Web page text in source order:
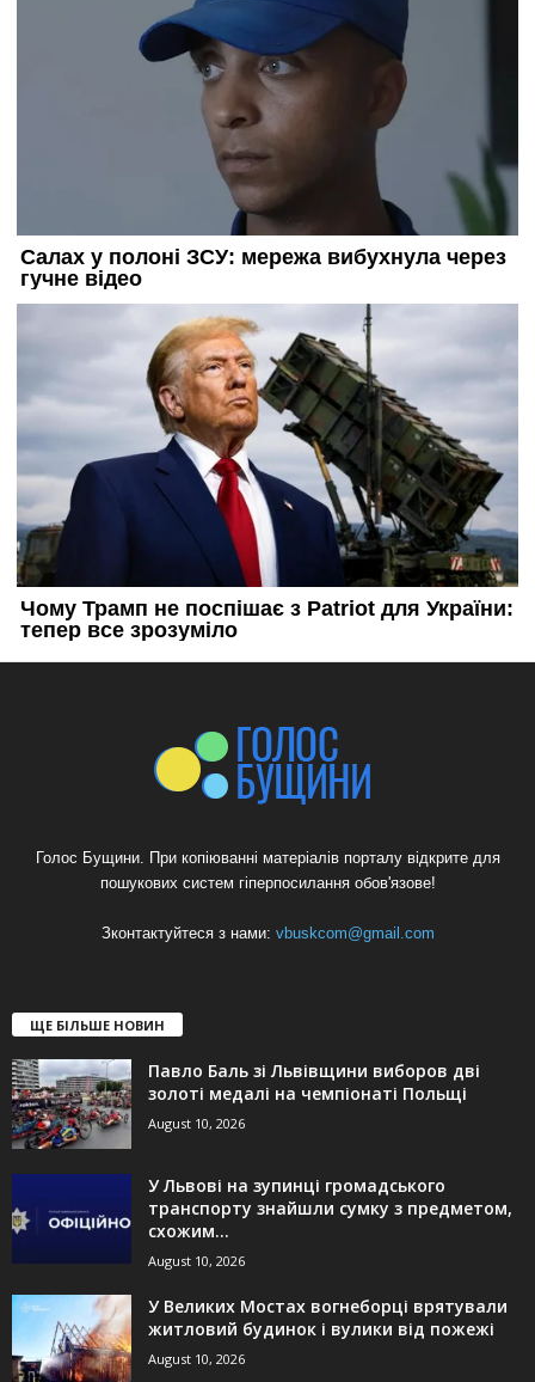
Голос Бущини. При копіюванні матеріалів порталу відкрите для
пошукових систем гіперпосилання обов'язове!
Зконтактуйтеся з нами: vbuskcom@gmail.com
ЩЕ БІЛЬШЕ НОВИН
Павло Баль зі Львівщини виборов дві
золоті медалі на чемпіонаті Польщі
August 10, 2026
У Львові на зупинці громадського
транспорту знайшли сумку з предметом,
схожим...
August 10, 2026
У Великих Мостах вогнеборці врятували
житловий будинок і вулики від пожежі
August 10, 2026